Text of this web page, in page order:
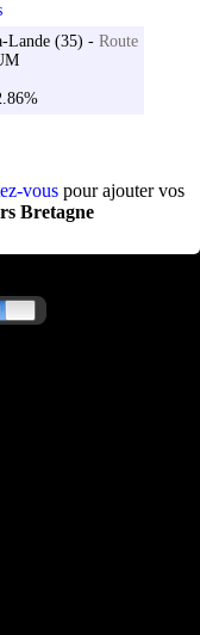
Lande (35) - Route
vouspour ajouter vos
Bretagne